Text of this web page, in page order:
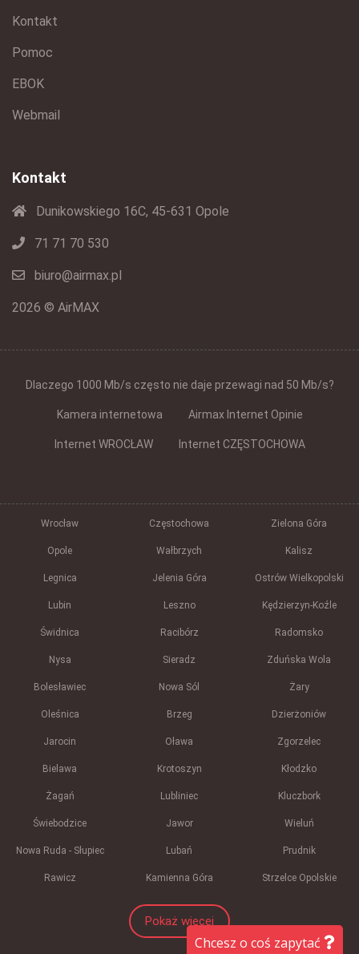
Kontakt
Pomoc
EBOK
Webmail
Kontakt
Dunikowskiego 16C, 45-631 Opole
71 71 70 530
biuro@airmax.pl
2026 © AirMAX
Dlaczego 1000 Mb/s często nie daje przewagi nad 50 Mb/s?
Kamera internetowa Airmax Internet Opinie
Internet WROCŁAW Internet CZĘSTOCHOWA
Wrocław Częstochowa Zielona Góra
Opole Wałbrzych Kalisz
Legnica Jelenia Góra Ostrów Wielkopolski
Lubin Leszno Kędzierzyn-Koźle
Świdnica Racibórz Radomsko
Nysa Sieradz Zduńska Wola
Bolesławiec Nowa Sól Żary
Oleśnica Brzeg Dzierżoniów
Jarocin Oława Zgorzelec
Bielawa Krotoszyn Kłodzko
Żagań Lubliniec Kluczbork
Świebodzice Jawor Wieluń
Nowa Ruda - Słupiec Lubań Prudnik
Rawicz Kamienna Góra Strzelce Opolskie
Pokaż więcej
Chcesz o coś zapytać